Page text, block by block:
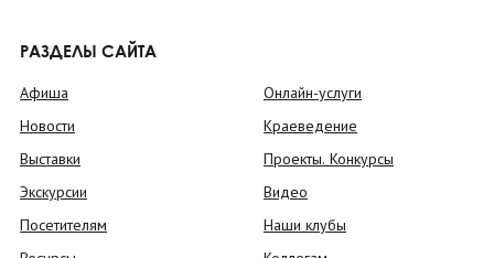
РАЗДЕЛЫ САЙТА
Афиша
Новости
Выставки
Экскурсии
Посетителям
Онлайн-услуги
Краеведение
Проекты. Конкурсы
Видео
Наши клубы